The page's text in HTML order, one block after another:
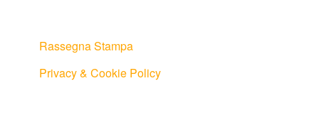
Rassegna Stampa
Privacy & Cookie Policy